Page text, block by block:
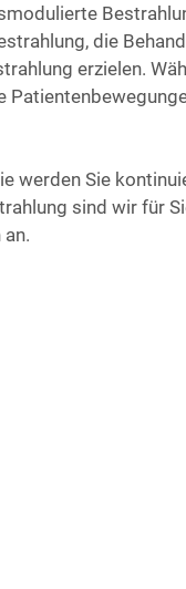
die
erzie­len.
wer­den Sie
sind wir für